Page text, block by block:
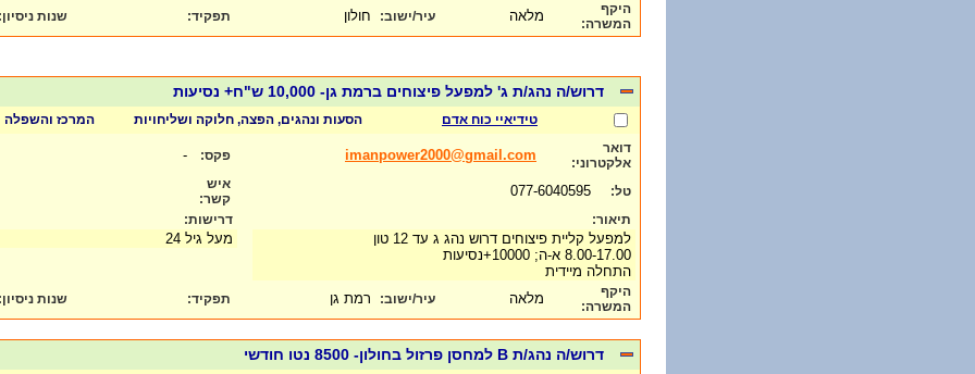
היקף
המשרה:
מלאה עיר/ישוב: חולון תפקיד: שנות ניסיון:
דרוש/ה נהג/ת ג' למפעל פיצוחים ברמת גן- 10,000 ש"ח+ נסיעות
טידיאיי כוח אדם הסעות ונהגים, הפצה, חלוקה ושליחויות המרכז והשפלה
דואר
אלקטרוני:
imanpower2000@gmail.com פקס: -
טל:
איש
קשר:
תיאור:
למפעל קליית פיצוחים דרוש נהג ג עד 12 טון
8.00-17.00 א-ה; 10000+נסיעות
התחלה מיידית
דרישות:
מעל גיל 24
היקף
המשרה:
מלאה עיר/ישוב: רמת גן תפקיד: שנות ניסיון:
דרוש/ה נהג/ת B למחסן פרזול בחולון- 8500 נטו חודשי